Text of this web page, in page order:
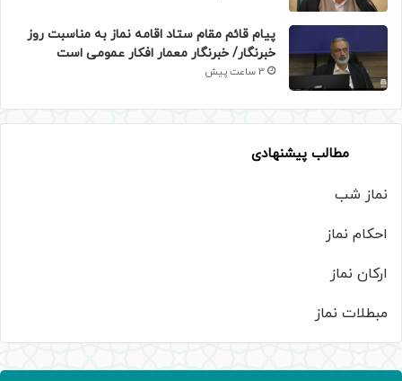
پیام قائم مقام ستاد اقامه نماز به مناسبت روز
خبرنگار/ خبرنگار معمار افکار عمومی است
3 ساعت پیش
مطالب پیشنهادی
نماز شب
احکام نماز
ارکان نماز
مبطلات نماز